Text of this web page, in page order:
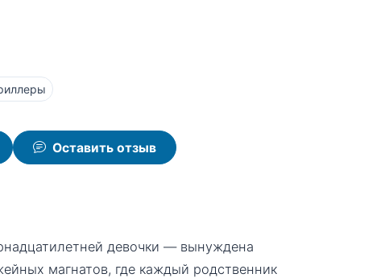
Оставить отзыв
девочки — вынуждена
магнатов, где каждый родственник